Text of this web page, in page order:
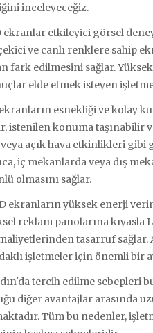
inceleyeceğiz.
ekranlar etkileyici görsel
ve canlı renklere sahip
fark edilmesini sağlar.
elde etmek isteyen
esnekliği ve kolay
istenilen konuma taşınabilir
açık hava etkinlikleri gibi
iç mekanlarda veya dış
olmasını sağlar.
ekranların yüksek enerji
reklam panolarına kıyasla
tasarruf sağlar.
işletmeler için önemli bir
tercih edilme sebepleri
diğer avantajlar arasında
Tüm bu nedenler,